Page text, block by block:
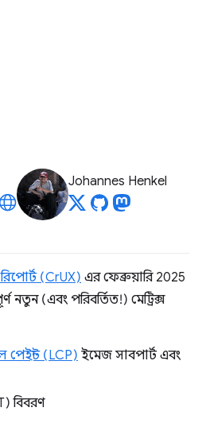
Johannes Henkel
(CrUX) এর ফেব্রুয়ারি 2025
নতুন (এবং পরিবর্তিত!) মেট্রিক্স
পেইন্ট (LCP) ইমেজ সাবপার্ট এবং
বিবরণ